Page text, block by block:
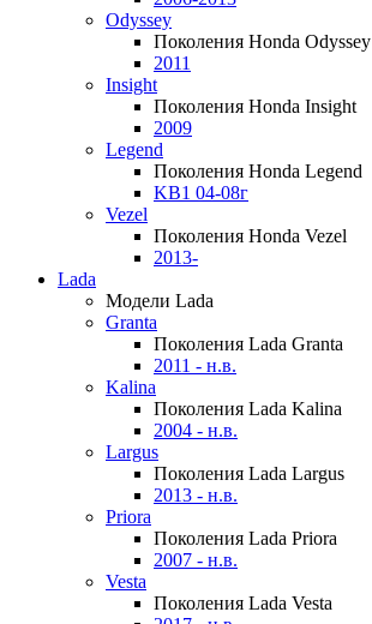
Odyssey
Поколения Honda Odyssey
2011
Insight
Поколения Honda Insight
2009
Legend
Поколения Honda Legend
KB1 04-08г
Vezel
Поколения Honda Vezel
2013-
Lada
Модели Lada
Granta
Поколения Lada Granta
2011 - н.в.
Kalina
Поколения Lada Kalina
2004 - н.в.
Largus
Поколения Lada Largus
2013 - н.в.
Priora
Поколения Lada Priora
2007 - н.в.
Vesta
Поколения Lada Vesta